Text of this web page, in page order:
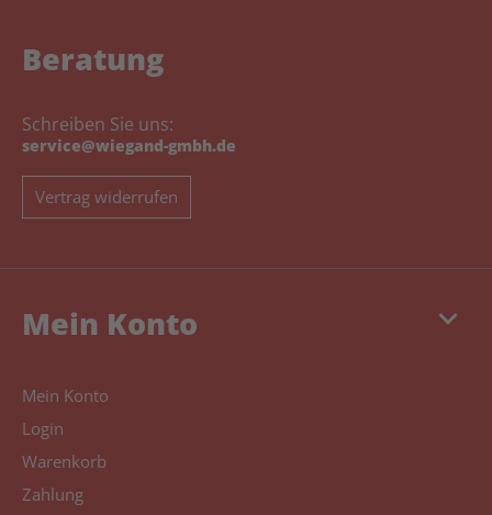
Beratung
Schreiben Sie uns:
service@wiegand-gmbh.de
Vertrag widerrufen
keyboard_arrow_down
Mein Konto
Mein Konto
Login
Warenkorb
Zahlung